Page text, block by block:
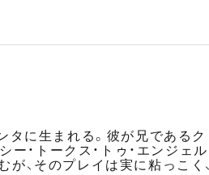
に生まれる。彼が兄である
・トークス・トゥ・エンジェ
、そのプレイは実に粘っこく